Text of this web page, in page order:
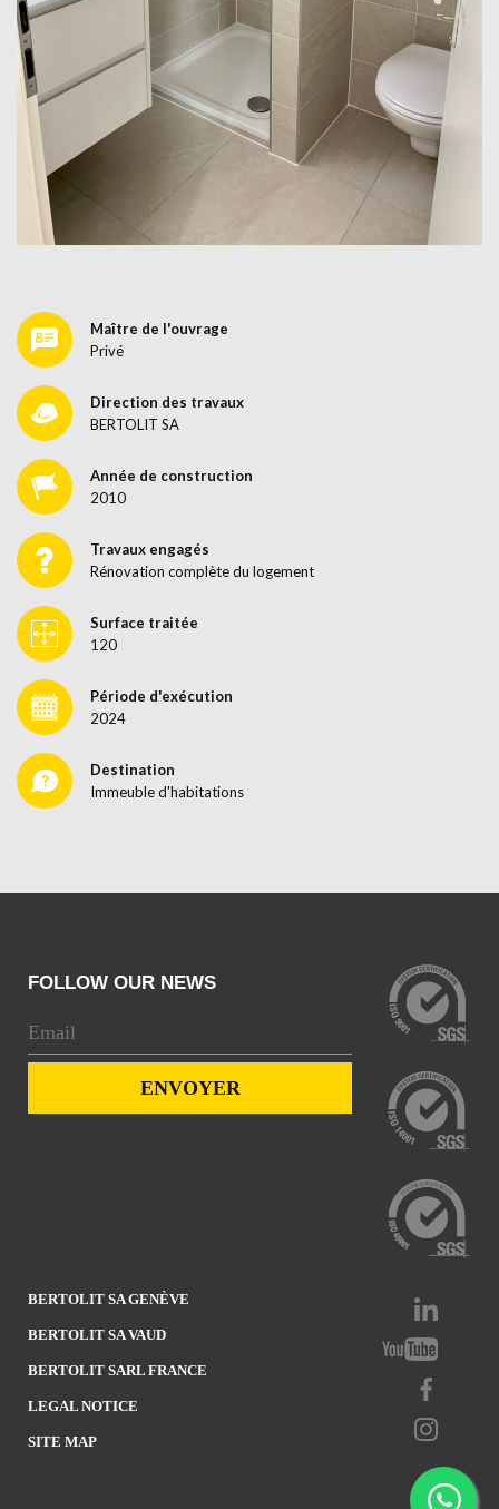
Maître de l'ouvrage
Privé
Direction des travaux
BERTOLIT SA
Année de construction
2010
Travaux engagés
Rénovation complète du logement
Surface traitée
120
Période d'exécution
2024
Destination
Immeuble d'habitations
BERTOLIT SA GENÈVE
BERTOLIT SA VAUD
BERTOLIT SARL FRANCE
LEGAL NOTICE
SITE MAP
FOLLOW OUR NEWS